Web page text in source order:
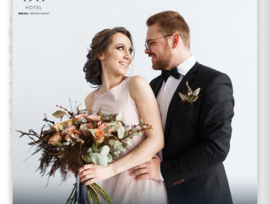
Komeng juga menjelaskan, terdapat perbedaan antara
komedi saat ini dan komedi zaman dahulu. Lantaran saat ini
perkembangan komedi lebih banyak menceritakan sesuatu
kejadian seadanya dengan gaya humor yang menarik.
“Sekarang lebih verbal dengan bahasa mulut mereka bisa
melucu. Stand up sendiri dari luar, bahasanya lawak, gaya
bahasanya saja yang membedakan, semakin berkembang
semakin banyak lagi,” ujarnya.
(*)
Matrasnews.com / Kp / Ac
#NGANTRI #PaSki Baparekraf
Ekraf